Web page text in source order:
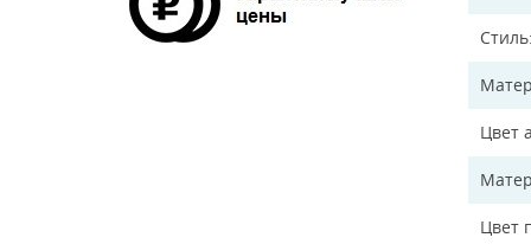
Стиль
Цвет
Цвет